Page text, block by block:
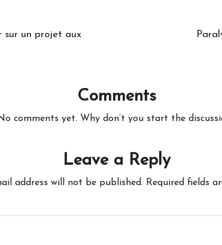
sur un projet aux
Comments
comments yet. Why don’t you start the
Leave a Reply
address will not be published. Required fields